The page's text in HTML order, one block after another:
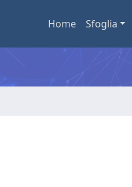
Home Sfoglia